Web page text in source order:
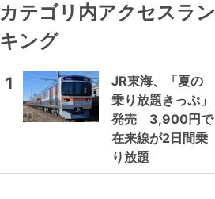
カテゴリ内アクセスラン
キング
1
JR東海、「夏の
乗り放題きっぷ」
発売 3,900円で
在来線が2日間乗
り放題